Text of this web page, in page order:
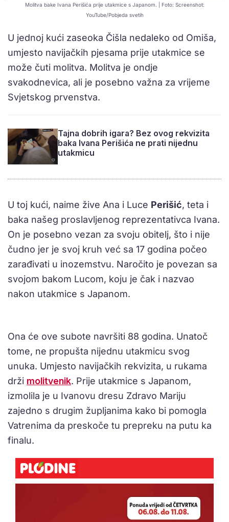
Molitva bake Ivana Perišića prije utakmice s Japanom. | Foto: Screenshot:
YouTube/Pobjeda svetih
U jednoj kući zaseoka Čišla nedaleko od Omiša,
umjesto navijačkih pjesama prije utakmice se
može čuti molitva. Molitva je ondje
svakodnevica, ali je posebno važna za vrijeme
Svjetskog prvenstva.
Tajna dobrih igara? Bez ovog rekvizita
baka Ivana Perišića ne prati nijednu
utakmicu
U toj kući, naime žive Ana i Luce Perišić, teta i
baka našeg proslavljenog reprezentativca Ivana.
On je posebno vezan za svoju obitelj, što i nije
čudno jer je svoj kruh već sa 17 godina počeo
zarađivati u inozemstvu. Naročito je povezan sa
svojom bakom Lucom, koju je čak i nazvao
nakon utakmice s Japanom.
Ona će ove subote navršiti 88 godina. Unatoč
tome, ne propušta nijednu utakmicu svog
unuka. Umjesto navijačkih rekvizita, u rukama
drži molitvenik. Prije utakmice s Japanom,
izmolila je u Ivanovu dresu Zdravo Mariju
zajedno s drugim župljanima kako bi pomogla
Vatrenima da preskoče tu prepreku na putu ka
finalu.